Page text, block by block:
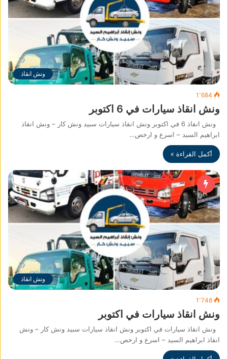
ونش انقاذ
1٬684
ونش انقاذ سيارات في 6 اكتوبر
ونش انقاذ 6 في اكتوبر ونش انقاذ سيارات سبيد ونش كار – ونش انقاذ
ابراهيم السيد – اسرع و ارخص…
أكمل القراءة »
ونش انقاذ
1٬748
ونش انقاذ سيارات في اكتوبر
ونش انقاذ سيارات في اكتوبر ونش انقاذ سيارات سبيد ونش كار – ونش
انقاذ ابراهيم السيد – اسرع و ارخص…